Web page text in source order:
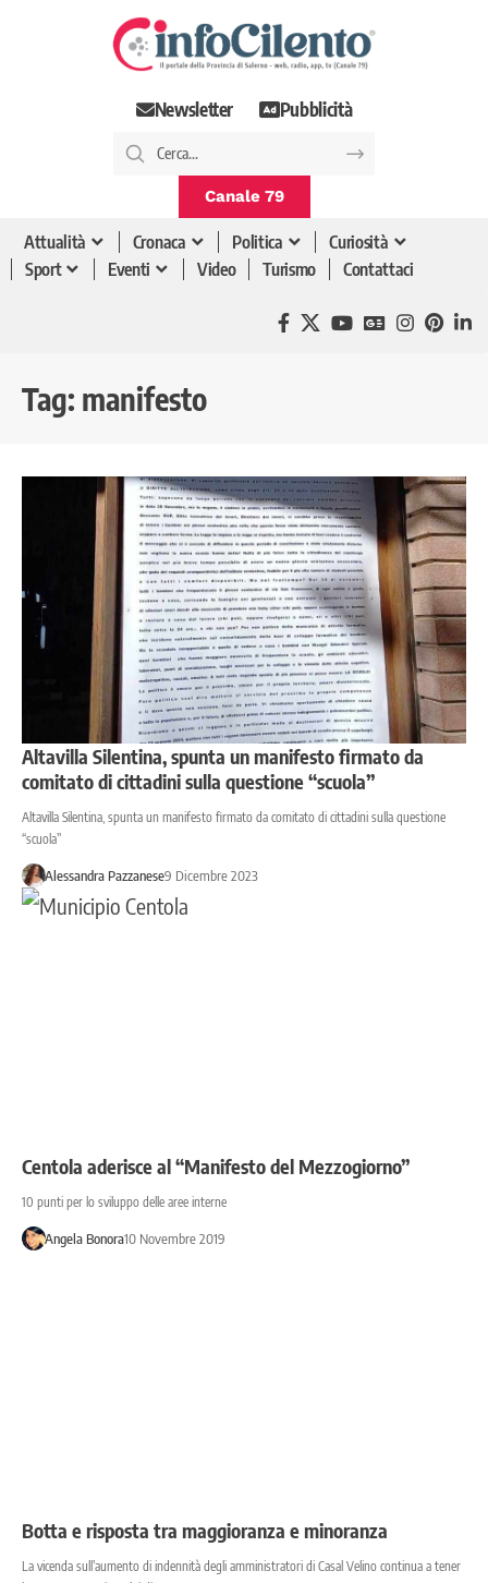
Newsletter Pubblicità
Canale 79
Attualità Cronaca Politica
Curiosità
Sport
Eventi Video Turismo Contattaci
Tag: manifesto
Altavilla Silentina, spunta un manifesto firmato da
comitato di cittadini sulla questione “scuola”
Altavilla Silentina, spunta un manifesto firmato da comitato di cittadini sulla questione
“scuola”
Alessandra Pazzanese9 Dicembre 2023
Centola aderisce al “Manifesto del Mezzogiorno”
10 punti per lo sviluppo delle aree interne
Angela Bonora10 Novembre 2019
Botta e risposta tra maggioranza e minoranza
La vicenda sull’aumento di indennità degli amministratori di Casal Velino continua a tener